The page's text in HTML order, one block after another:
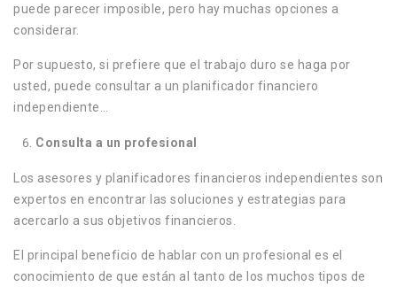
puede parecer imposible, pero hay muchas opciones a
considerar.
Por supuesto, si prefiere que el trabajo duro se haga por
usted, puede consultar a un planificador financiero
independiente…
Consulta a un profesional
Los asesores y planificadores financieros independientes son
expertos en encontrar las soluciones y estrategias para
acercarlo a sus objetivos financieros.
El principal beneficio de hablar con un profesional es el
conocimiento de que están al tanto de los muchos tipos de